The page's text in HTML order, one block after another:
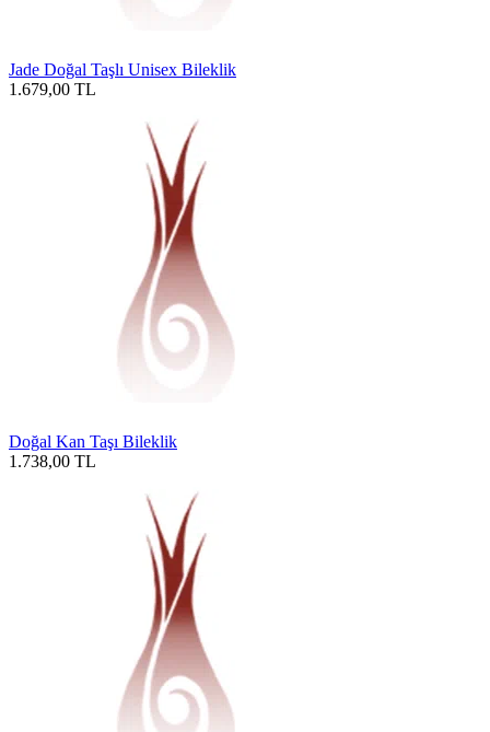
Jade Doğal Taşlı Unisex Bileklik
1.679,00 TL
Doğal Kan Taşı Bileklik
1.738,00 TL